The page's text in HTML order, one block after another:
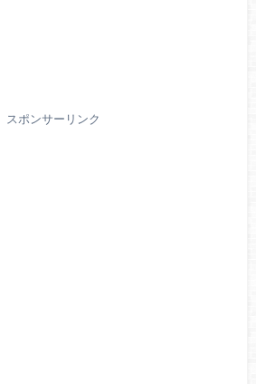
スポンサーリンク